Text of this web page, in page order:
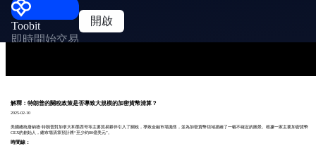
Toobit
即時開始交易
開啟
解釋：特朗普的關稅政策是否導致大規模的加密貨幣清算？
2025-02-10
美國總統唐納德·特朗普對加拿大和墨西哥等主要貿易夥伴引入了關稅，導致金融市場拋售，並為加密貨幣領域描繪了一幅不確定的圖景。根據一家主要加密貨幣
CEX的創始人，總市場清算預計將“至少約80億美元”。
時間線：